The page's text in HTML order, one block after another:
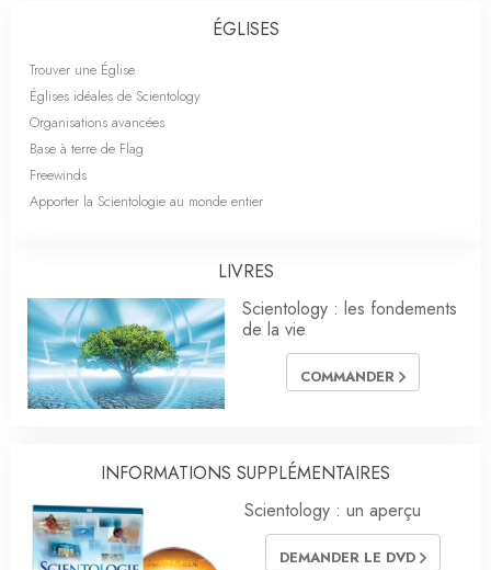
ÉGLISES
Trouver une Église
Églises idéales de Scientology
Organisations avancées
Base à terre de Flag
Freewinds
Apporter la Scientologie au monde entier
LIVRES
Scientology : les fondements
de la vie
COMMANDER
INFORMATIONS SUPPLÉMENTAIRES
Scientology : un aperçu
DEMANDER LE DVD